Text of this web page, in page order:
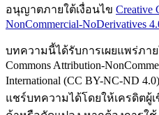
อนุญาตภายใต้เงื่อนไข Creative
NonCommercial-NoDerivatives
บทความนี้ได้รับการเผยแพร่ภา
Commons Attribution-
International (CC BY-NC-ND
แชร์บทความได้โดยให้เครดิตผู้